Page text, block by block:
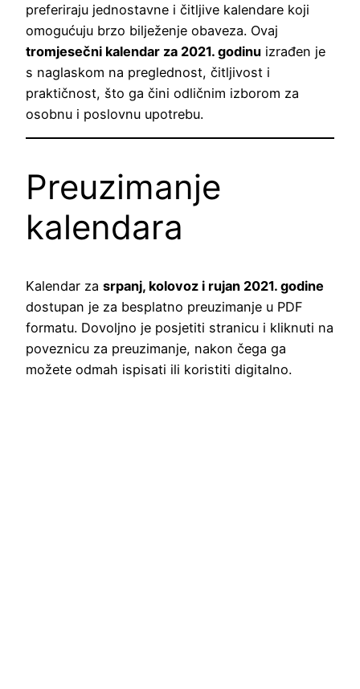
preferiraju jednostavne i čitljive kalendare koji
omogućuju brzo bilježenje obaveza. Ovaj
tromjesečni kalendar za 2021. godinu izrađen je
s naglaskom na preglednost, čitljivost i
praktičnost, što ga čini odličnim izborom za
osobnu i poslovnu upotrebu.
Preuzimanje
kalendara
Kalendar za srpanj, kolovoz i rujan 2021. godine
dostupan je za besplatno preuzimanje u PDF
formatu. Dovoljno je posjetiti stranicu i kliknuti na
poveznicu za preuzimanje, nakon čega ga
možete odmah ispisati ili koristiti digitalno.